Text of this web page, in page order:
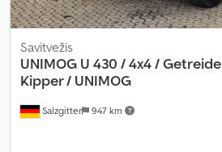
Salzgitter 947 km
Savitvežis
UNIMOG U 430 / 4x4 / Getreide
Kipper / UNIMOG